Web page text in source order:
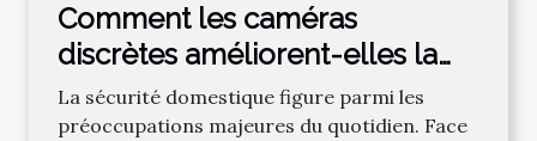
Comment les caméras
discrètes améliorent-elles la
sécurité domestique ?
La sécurité domestique figure parmi les
préoccupations majeures du quotidien. Face